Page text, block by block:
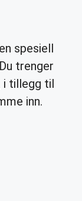
spesiell
trenger
i tillegg til
inn.